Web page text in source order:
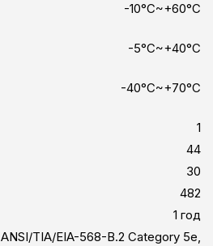
-10°C~+60°C
-5°C~+40°C
-40°C~+70°C
1
44
30
482
1 год
ANSI/TIA/EIA-568-B.2 Category 5e,